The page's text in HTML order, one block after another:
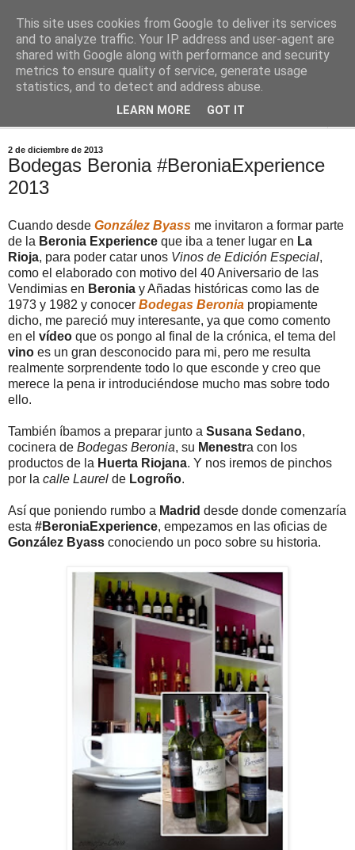
Comoju
La Cocina del Día a Día y el día a día de la Gastronomía
2 de diciembre de 2013
Bodegas Beronia #BeroniaExperience
2013
Cuando desde González Byass me invitaron a formar parte
de la Beronia Experience que iba a tener lugar en La
Rioja, para poder catar unos Vinos de Edición Especial,
como el elaborado con motivo del 40 Aniversario de las
Vendimias en Beronia y Añadas históricas como las de
1973 y 1982 y conocer Bodegas Beronia propiamente
dicho, me pareció muy interesante, ya que como comento
en el vídeo que os pongo al final de la crónica, el tema del
vino es un gran desconocido para mi, pero me resulta
realmente sorprendente todo lo que esconde y creo que
merece la pena ir introduciéndose mucho mas sobre todo
ello.
También íbamos a preparar junto a Susana Sedano,
cocinera de Bodegas Beronia, su Menestra con los
productos de la Huerta Riojana. Y nos iremos de pinchos
por la calle Laurel de Logroño.
Así que poniendo rumbo a Madrid desde donde comenzaría
esta #BeroniaExperience, empezamos en las oficias de
González Byass conociendo un poco sobre su historia.
This site uses cookies from Google to deliver its services
and to analyze traffic. Your IP address and user-agent are
shared with Google along with performance and security
metrics to ensure quality of service, generate usage
statistics, and to detect and address abuse.
LEARN MORE GOT IT